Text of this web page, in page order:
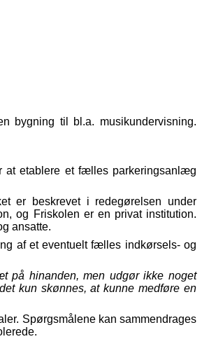
bygning til bl.a. musikundervisning.
at etablere et fælles parkeringsanlæg
er beskrevet i redegørelsen under
og Friskolen er en privat institution.
ansatte.
af et eventuelt fælles indkørsels- og
på hinanden, men udgør ikke noget
kun skønnes, at kunne medføre en
Spørgsmålene kan sammendrages